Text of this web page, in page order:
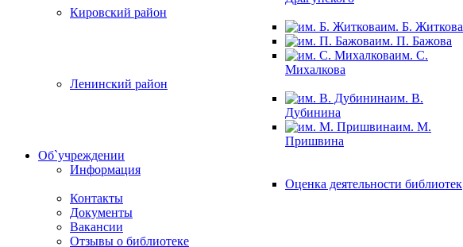
Кировский район
им. Б. Житкова
им. П. Бажова
им. С.
Михалкова
Ленинский район
им. В.
Дубинина
им. М.
Пришвина
Об`учреждении
Информация
Оценка деятельности библиотек
Контакты
Документы
Вакансии
Отзывы о библиотеке